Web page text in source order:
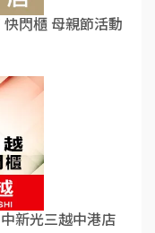
閃櫃 母親節活動
新光三越中港店